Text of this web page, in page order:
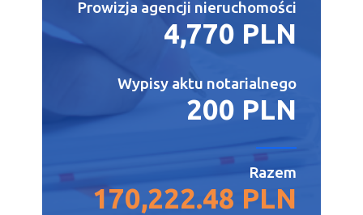
Prowizja agencji nieruchomości
4,770 PLN
Wypisy aktu notarialnego
200 PLN
Razem
170,222.48 PLN